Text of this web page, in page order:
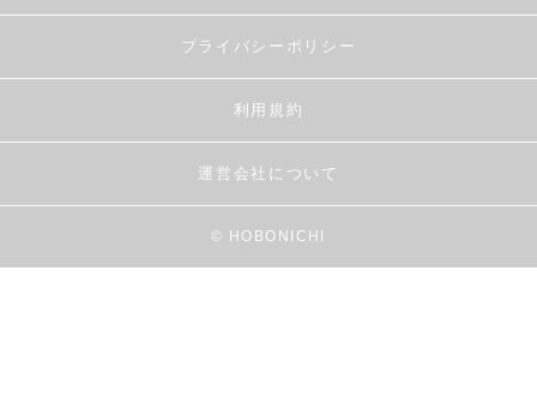
プライバシーポリシー
利用規約
運営会社について
© HOBONICHI